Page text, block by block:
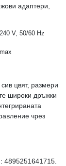
адаптери,
V, 50/60 Hz
цвят, размери
широки дръжки
чрез
4895251641715.